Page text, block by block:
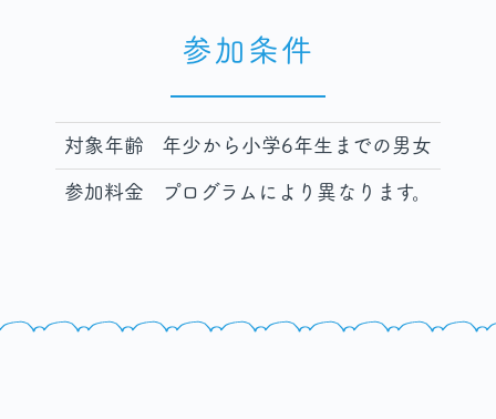
参加条件
対象年齢 年少から小学6年生までの男女
参加料金 プログラムにより異なります。